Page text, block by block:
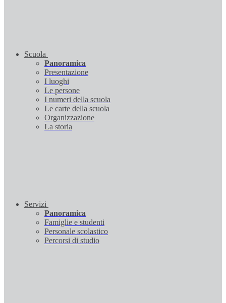
Scuola
Panoramica
Presentazione
I luoghi
Le persone
I numeri della scuola
Le carte della scuola
Organizzazione
La storia
Servizi
Panoramica
Famiglie e studenti
Personale scolastico
Percorsi di studio